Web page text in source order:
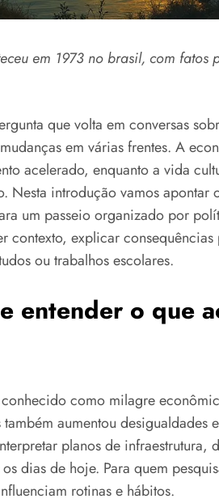
em 1973 no brasil, com fatos
que volta em conversas
em várias frentes. A
acelerado, enquanto a vida
Nesta introdução vamos apontar
um passeio organizado por
contexto, explicar
ou trabalhos escolares.
entender o que
como milagre
aumentou desigualdades
planos de infraestrutura,
dias de hoje. Para quem
rotinas e hábitos.